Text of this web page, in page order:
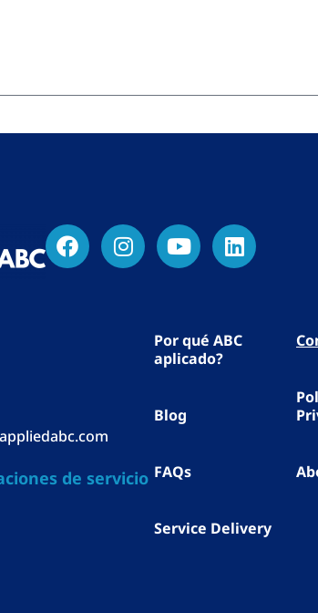
de servicio
Por qué ABC
aplicado?
Blog
FAQs
Service Delivery